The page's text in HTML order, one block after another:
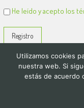
He leído y acepto los
Politica de
Utilizamos cookies
nuestra web. Si
estás de acuerdo